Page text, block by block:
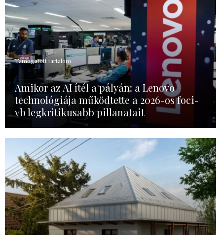
Támogatott tartalom
Amikor az AI ítél a pályán: a Lenovo
technológiája működtette a 2026-os foci-
vb legkritikusabb pillanatait